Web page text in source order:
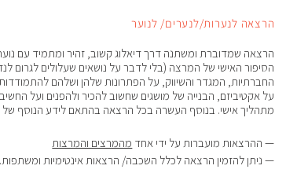
הרצאה לנערות/לנערים/ לנוער
הרצאה שמדוברת ומשתנה דרך דיאלוג קשוב, זהיר ומתמיד עם נוער במשך
הסיפור האישי של המרצה (בלי לדבר על נושאים שעלולים לגרום
החברתיות, המגדר והשיווק, על הפתרונות שלהן ושלהם
על אקטיביזם, הבנייה של מושגים שחשוב להכיר ולהפנים ועל
מתהליך אישי. בנוסף העשרה בכל הרצאה בהתאם לידע הנוסף
— ההרצאות מועברות על ידי אחד מהמרצים והמרצות
— ניתן להזמין הרצאה לכלל השכבה/ הרצאות אינטימיות ומשתפות.